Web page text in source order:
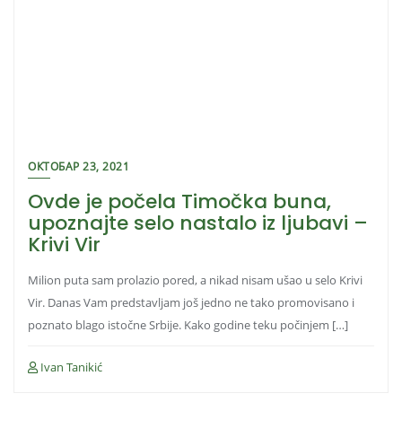
ОКТОБАР 23, 2021
Ovde je počela Timočka buna,
upoznajte selo nastalo iz ljubavi –
Krivi Vir
Milion puta sam prolazio pored, a nikad nisam ušao u selo Krivi
Vir. Danas Vam predstavljam još jedno ne tako promovisano i
poznato blago istočne Srbije. Kako godine teku počinjem […]
Ivan Tanikić